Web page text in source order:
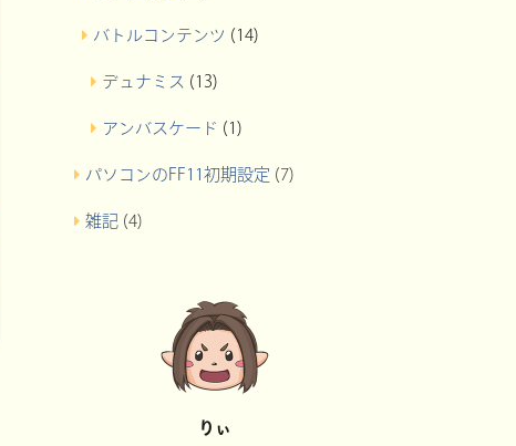
バトルコンテンツ (14)
デュナミス (13)
アンバスケード (1)
パソコンのFF11初期設定 (7)
雑記(4)
りぃ